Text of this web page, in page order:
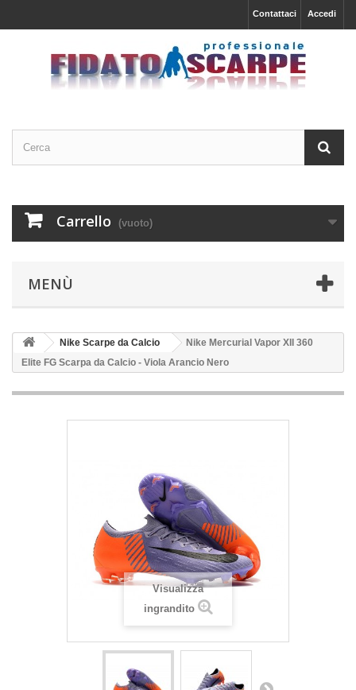
Accedi
Contattaci
Carrello (vuoto)
MENÙ
Nike Scarpe da Calcio
Nike Mercurial Vapor XII 360
Elite FG Scarpa da Calcio - Viola Arancio Nero
Visualizza
ingrandito